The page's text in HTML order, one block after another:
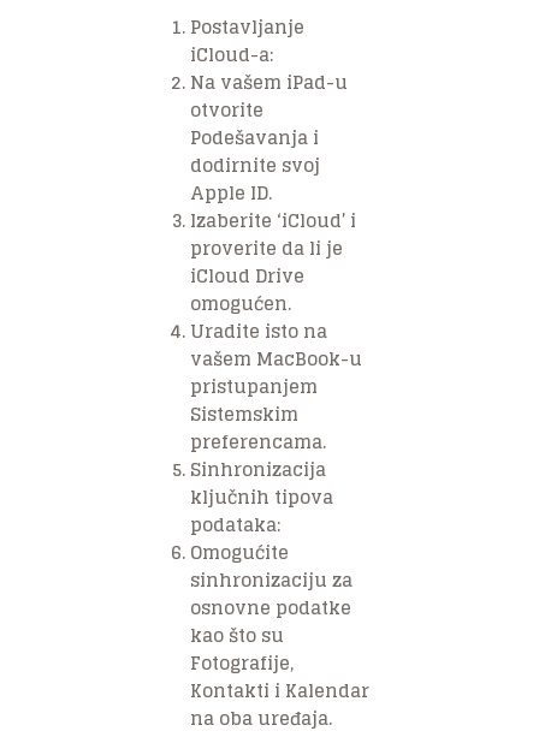
Postavljanje
iCloud-a:
Na vašem iPad-u
otvorite
Podešavanja i
dodirnite svoj
Apple ID.
Izaberite ‘iCloud’ i
proverite da li je
iCloud Drive
omogućen.
Uradite isto na
vašem MacBook-u
pristupanjem
Sistemskim
preferencama.
Sinhronizacija
ključnih tipova
podataka:
Omogućite
sinhronizaciju za
osnovne podatke
kao što su
Fotografije,
Kontakti i Kalendar
na oba uređaja.